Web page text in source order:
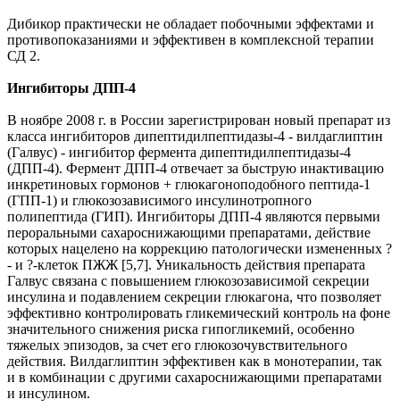
Дибикор практически не обладает побочными эффектами и
противопоказаниями и эффективен в комплексной терапии
СД 2.
Ингибиторы ДПП-4
В ноябре 2008 г. в России зарегистрирован новый препарат из
класса ингибиторов дипептидилпептидазы-4 - вилдаглиптин
(Галвус) - ингибитор фермента дипептидилпептидазы-4
(ДПП-4). Фермент ДПП-4 отвечает за быструю инактивацию
инкретиновых гормонов + глюкагоноподобного пептида-1
(ГПП-1) и глюкозозависимого инсулинотропного
полипептида (ГИП). Ингибиторы ДПП-4 являются первыми
пероральными сахароснижающими препаратами, действие
которых нацелено на коррекцию патологически измененных ?
- и ?-клеток ПЖЖ [5,7]. Уникальность действия препарата
Галвус связана с повышением глюкозозависимой секреции
инсулина и подавлением секреции глюкагона, что позволяет
эффективно контролировать гликемический контроль на фоне
значительного снижения риска гипогликемий, особенно
тяжелых эпизодов, за счет его глюкозочувствительного
действия. Вилдаглиптин эффективен как в монотерапии, так
и в комбинации с другими сахароснижающими препаратами
и инсулином.